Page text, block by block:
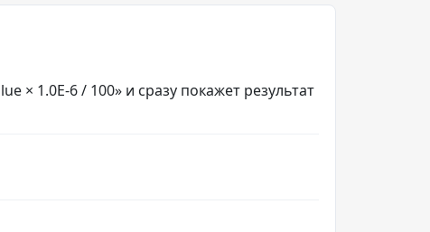
× 1.0E-6 / 100» и сразу покажет результат